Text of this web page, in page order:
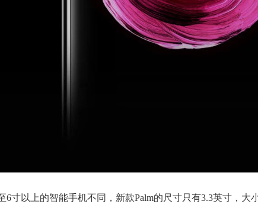
6寸以上的智能手机不同，新款Palm的尺寸只有3.3英寸，大